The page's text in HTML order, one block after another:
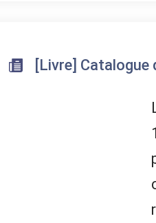
[Livre] Catalogue